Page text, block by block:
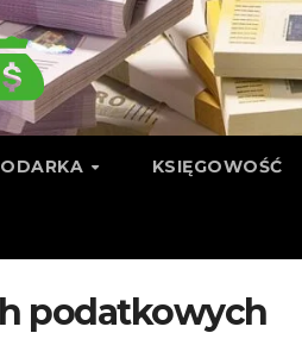
KSIĘGOWOŚĆ
podatkowych